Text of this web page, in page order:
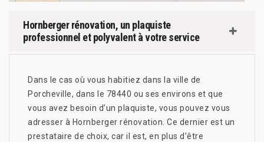
Hornberger rénovation, un plaquiste
professionnel et polyvalent à votre service
Dans le cas où vous habitiez dans la ville de
Porcheville, dans le 78440 ou ses environs et que
vous avez besoin d’un plaquiste, vous pouvez vous
adresser à Hornberger rénovation. Ce dernier est un
prestataire de choix, car il est, en plus d’être